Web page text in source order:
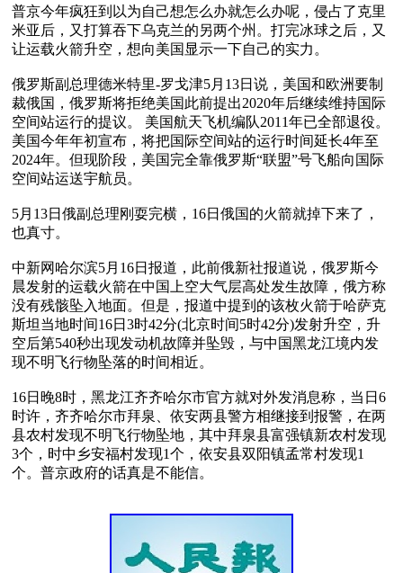
普京今年疯狂到以为自己想怎么办就怎么办呢，侵占了克里
米亚后，又打算吞下乌克兰的另两个州。打完冰球之后，又
让运载火箭升空，想向美国显示一下自己的实力。
俄罗斯副总理德米特里-罗戈津5月13日说，美国和欧洲要制
裁俄国，俄罗斯将拒绝美国此前提出2020年后继续维持国际
空间站运行的提议。 美国航天飞机编队2011年已全部退役。
美国今年年初宣布，将把国际空间站的运行时间延长4年至
2024年。但现阶段，美国完全靠俄罗斯“联盟”号飞船向国际
空间站运送宇航员。
5月13日俄副总理刚耍完横，16日俄国的火箭就掉下来了，
也真寸。
中新网哈尔滨5月16日报道，此前俄新社报道说，俄罗斯今
晨发射的运载火箭在中国上空大气层高处发生故障，俄方称
没有残骸坠入地面。但是，报道中提到的该枚火箭于哈萨克
斯坦当地时间16日3时42分(北京时间5时42分)发射升空，升
空后第540秒出现发动机故障并坠毁，与中国黑龙江境内发
现不明飞行物坠落的时间相近。
16日晚8时，黑龙江齐齐哈尔市官方就对外发消息称，当日6
时许，齐齐哈尔市拜泉、依安两县警方相继接到报警，在两
县农村发现不明飞行物坠地，其中拜泉县富强镇新农村发现
3个，时中乡安福村发现1个，依安县双阳镇孟常村发现1